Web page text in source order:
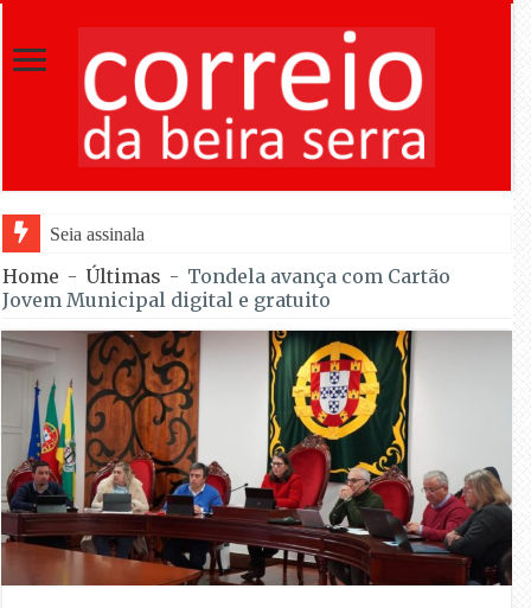
Seia assinala centenário de Almeida Santos com
Home - Últimas - Tondela avança com Cartão
Jovem Municipal digital e gratuito